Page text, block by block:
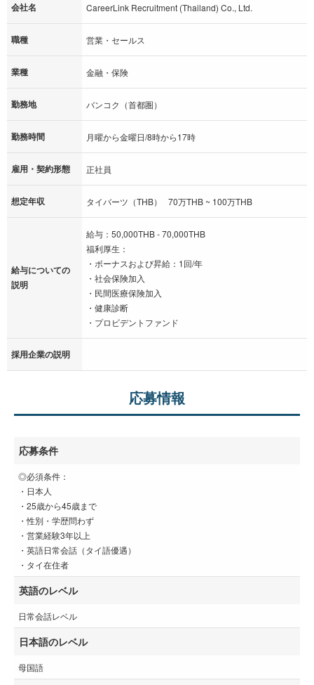
会社名 CareerLink Recruitment (Thailand) Co., Ltd.
職種 営業・セールス
業種 金融・保険
勤務地 バンコク（首都圏）
勤務時間 月曜から金曜日/8時から17時
雇用・契約形態 正社員
想定年収 タイバーツ（THB） 70万THB ~ 100万THB
給与についての
説明
給与：50,000THB - 70,000THB
福利厚生：
・ボーナスおよび昇給：1回/年
・社会保険加入
・民間医療保険加入
・健康診断
・プロビデントファンド
採用企業の説明
応募情報
応募条件
◎必須条件：
・日本人
・25歳から45歳まで
・性別・学歴問わず
・営業経験3年以上
・英語日常会話（タイ語優遇）
・タイ在住者
英語のレベル
日常会話レベル
日本語のレベル
母国語